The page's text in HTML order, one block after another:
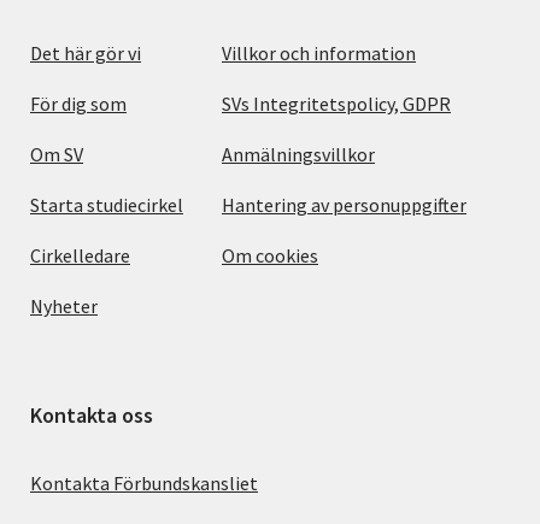
Det här gör vi
För dig som
Om SV
Starta studiecirkel
Cirkelledare
Nyheter
Villkor och information
SVs Integritetspolicy, GDPR
Anmälningsvillkor
Hantering av personuppgifter
Om cookies
Kontakta oss
Kontakta Förbundskansliet